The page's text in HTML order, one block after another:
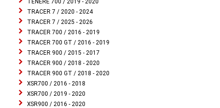
TRACER 7 / 2020 - 2024
TRACER 7 / 2025 - 2026
TRACER 700 / 2016 - 2019
TRACER 700 GT / 2016 - 2019
TRACER 900 / 2015 - 2017
TRACER 900 / 2018 - 2020
TRACER 900 GT / 2018 - 2020
XSR700 / 2016 - 2018
XSR700 / 2019 - 2020
XSR900 / 2016 - 2020